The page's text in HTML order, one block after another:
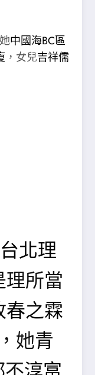
中國海BC區
，女兒吉祥儒
台北理
理所當
春之霖
她青